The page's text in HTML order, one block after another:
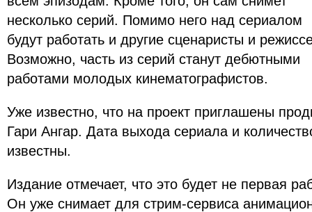
несколько серий. Помимо него над сериалом
будут работать и другие сценаристы и
Возможно, часть из серий станут дебютными
работами молодых кинематографистов.
Уже известно, что на проект приглашены
Гари Ангар. Дата выхода сериала и
известны.
Издание отмечает, что это будет не первая
Он уже снимает для стрим-сервиса